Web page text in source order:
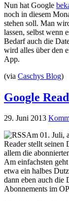
Nun hat Google
noch in diesem
stehen soll. Man
lassen, selbst wenn
Bedarf auch die
wird alles über den
App.
(via Caschys Blog)
Google
29. Juni 2013
Am 01. Juli,
Reader stellt seinen
allem die
Am einfachsten
etwa ein halbes
dann eben auch die
Abonnements im